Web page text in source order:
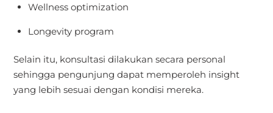
Wellness optimization
Longevity program
Selain itu, konsultasi dilakukan secara personal
sehingga pengunjung dapat memperoleh insight
yang lebih sesuai dengan kondisi mereka.